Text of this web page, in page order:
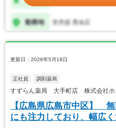
更新日：2026年5月18日
正社員 調剤薬局
すずらん薬局 大手町店 株式会社ホ
【広島県広島市中区】
にも注力しており、幅広